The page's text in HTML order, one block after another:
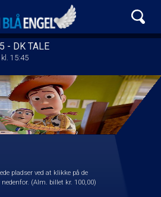
Den Blå Engel
- DK TALE
15:45
pladser ved at klikke på de
(Alm. billet kr. 100,00)
front02 061107